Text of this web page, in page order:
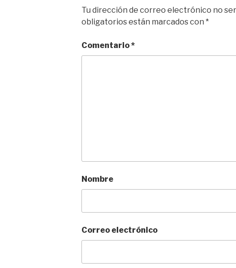
Tu dirección de correo electrónico no
obligatorios están marcados con*
Comentario*
Nombre
Correo electrónico